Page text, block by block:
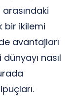
bir ikilemi
avantajları
nasıl